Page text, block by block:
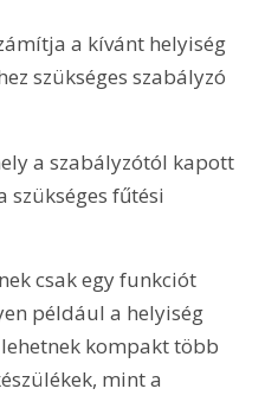
szükséges szabályzó
fűtési
például a helyiség
kompakt több
mint a